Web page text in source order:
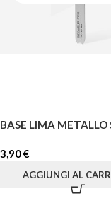
BASE LIMA METALLO
3,90€
AGGIUNGI AL